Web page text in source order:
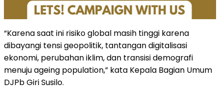
“Karena saat ini risiko global masih tinggi karena
dibayangi tensi geopolitik, tantangan digitalisasi
ekonomi, perubahan iklim, dan transisi demografi
menuju ageing population,” kata Kepala Bagian Umum
DJPb Giri Susilo.